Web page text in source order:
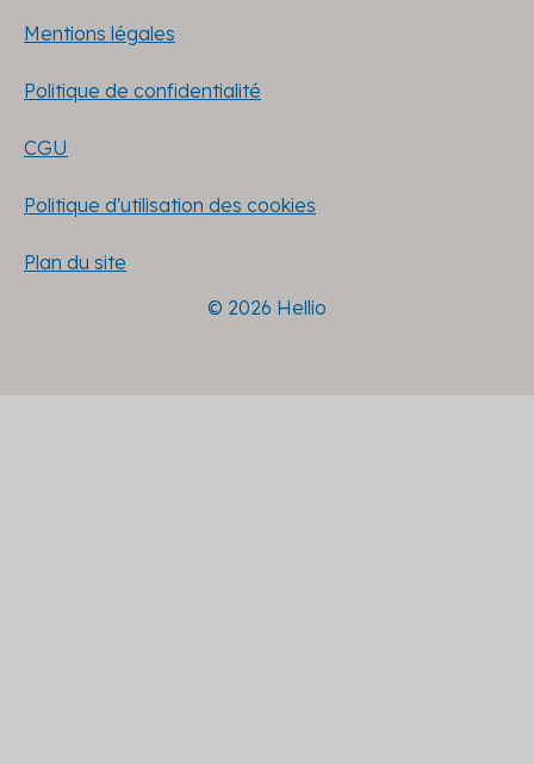
Mentions légales
Politique de confidentialité
CGU
Politique d'utilisation des cookies
Plan du site
© 2026 Hellio